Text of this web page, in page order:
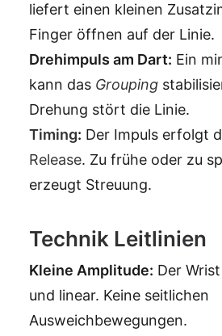
liefert einen kleinen
Finger öffnen auf der Linie.
Drehimpuls am Dart: Ein
kann das Grouping
Drehung stört die Linie.
Timing: Der Impuls erfolgt
Release. Zu frühe oder zu
erzeugt Streuung.
Technik Leitlinien
Kleine Amplitude: Der
und linear. Keine seitlichen
Ausweichbewegungen.